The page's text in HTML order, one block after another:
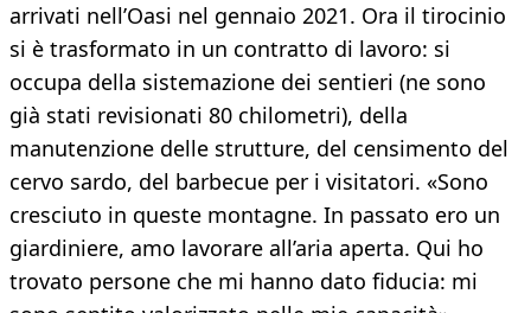
arrivati nell’Oasi nel gennaio 2021. Ora il tirocinio
si è trasformato in un contratto di lavoro: si
occupa della sistemazione dei sentieri (ne sono
già stati revisionati 80 chilometri), della
manutenzione delle strutture, del censimento del
cervo sardo, del barbecue per i visitatori. «Sono
cresciuto in queste montagne. In passato ero un
giardiniere, amo lavorare all’aria aperta. Qui ho
trovato persone che mi hanno dato fiducia: mi